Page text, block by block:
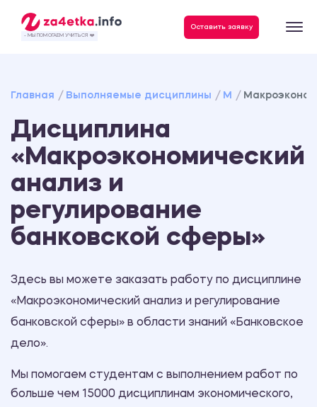
- МЫ ПОМОГАЕМ УЧИТЬСЯ ❤️
Оставить заявку
Главная Выполняемые дисциплины М
Дисциплина
«Макроэкономический
анализ и
регулирование
банковской сферы»
Здесь вы можете заказать работу по дисциплине
«Макроэкономический анализ и регулирование
банковской сферы» в области знаний «Банковское
дело».
Мы помогаем студентам с выполнением работ по
больше чем 15000 дисциплинам экономического,